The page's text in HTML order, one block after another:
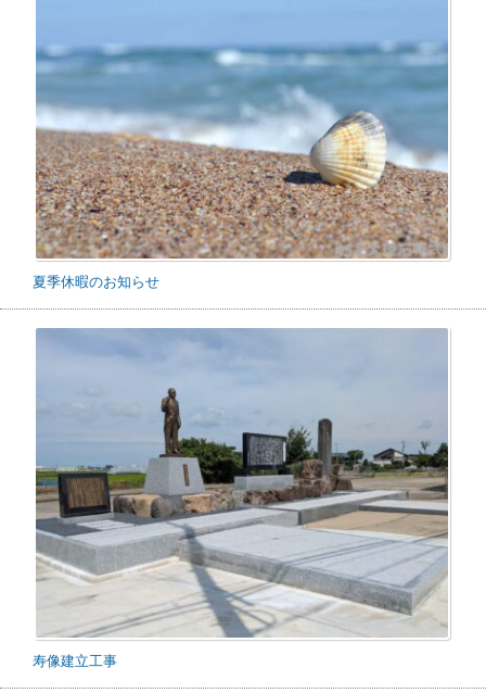
夏季休暇のお知らせ
寿像建立工事